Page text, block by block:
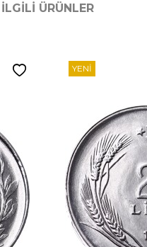
İLGILI ÜRÜNLER
YENI